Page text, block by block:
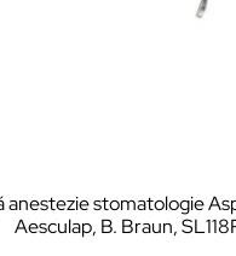
anestezie stomatologie
Aesculap, B. Braun,